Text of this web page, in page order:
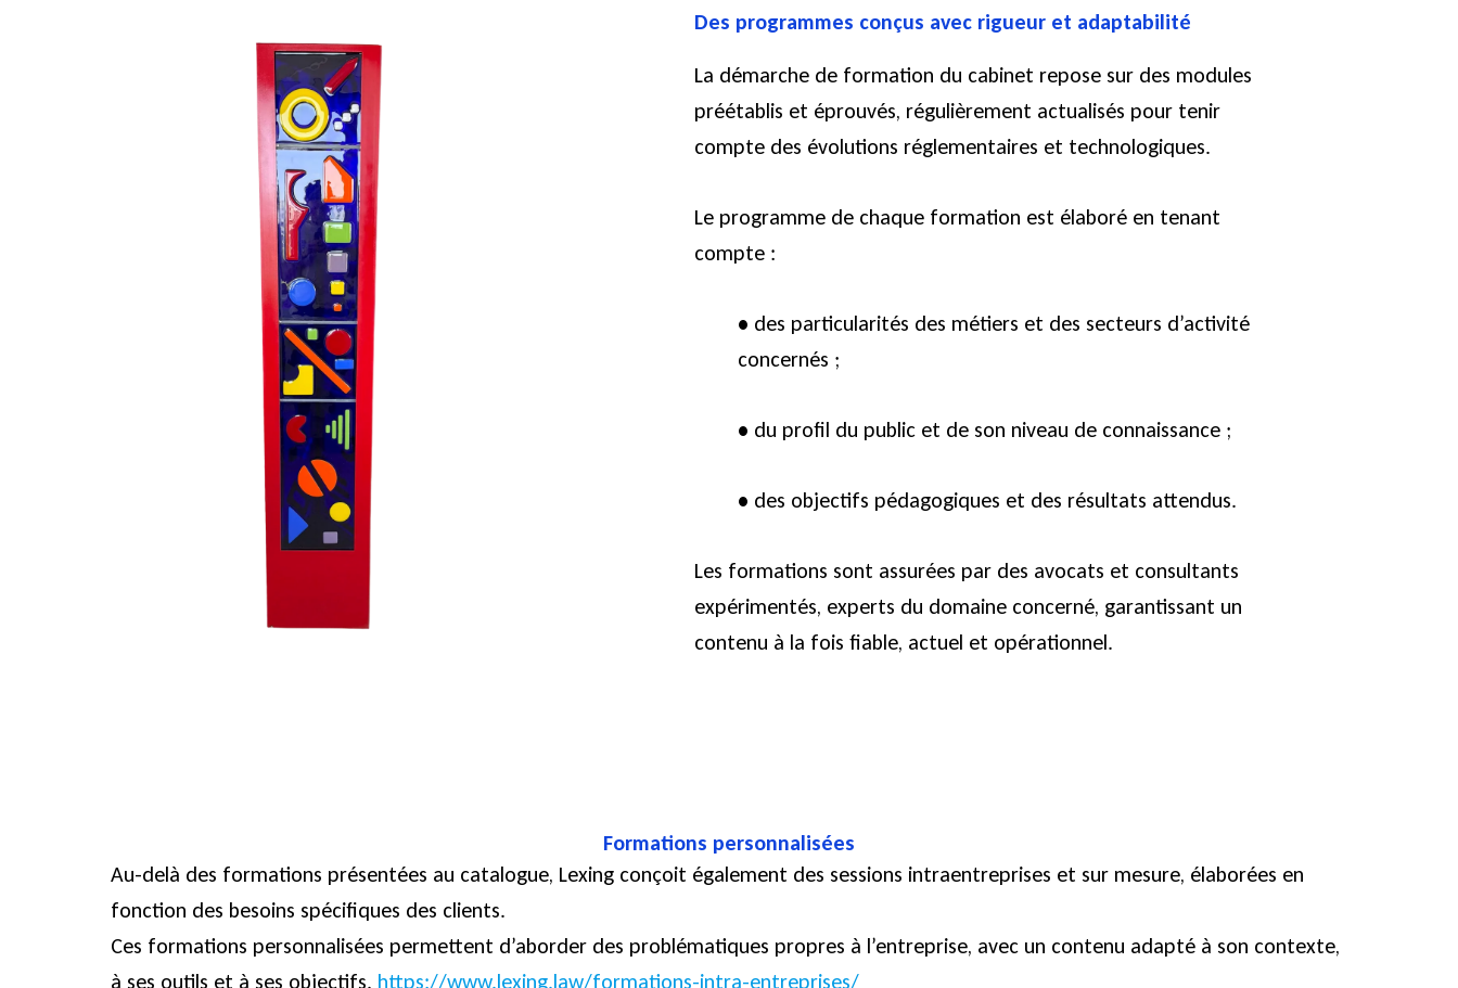
Des programmes conçus avec rigueur et adaptabilité
La démarche de formation du cabinet repose sur des modules
préétablis et éprouvés, régulièrement actualisés pour tenir
compte des évolutions réglementaires et technologiques.
Le programme de chaque formation est élaboré en tenant
compte :
• des particularités des métiers et des secteurs d’activité
concernés ;
• du profil du public et de son niveau de connaissance ;
• des objectifs pédagogiques et des résultats attendus.
Les formations sont assurées par des avocats et consultants
expérimentés, experts du domaine concerné, garantissant un
contenu à la fois fiable, actuel et opérationnel.
Formations personnalisées
Au-delà des formations présentées au catalogue, Lexing conçoit également des sessions intraentreprises et sur mesure, élaborées en
fonction des besoins spécifiques des clients.
Ces formations personnalisées permettent d’aborder des problématiques propres à l’entreprise, avec un contenu adapté à son contexte,
à ses outils et à ses objectifs. https://www.lexing.law/formations-intra-entreprises/